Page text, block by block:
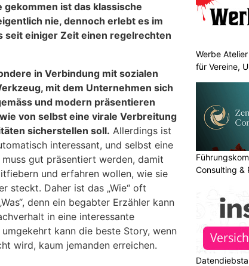
gekommen ist das klassische
nie, dennoch erlebt es im
seit einiger Zeit einen regelrechten
in Verbindung mit sozialen
mit dem Unternehmen sich
und modern präsentieren
von selbst eine virale Verbreitung
sicherstellen soll. Allerdings ist
interessant, und selbst eine
gut präsentiert werden, damit
und erfahren wollen, wie sie
steckt. Daher ist das „Wie“ oft
denn ein begabter Erzähler kann
in eine interessante
kann die beste Story, wenn
wird, kaum jemanden erreichen.
Werbe
für Vereine,
Consulting &